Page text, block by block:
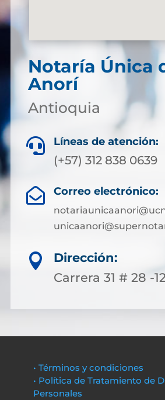
Notaría Única
Anorí
Antioquia
 Líneas de atención:
(+57) 312 838 0639
 Correo electrónico:

Dirección:
Carrera 31 # 28 -
• Términos y condiciones
• Política de Tratamiento de
Personales